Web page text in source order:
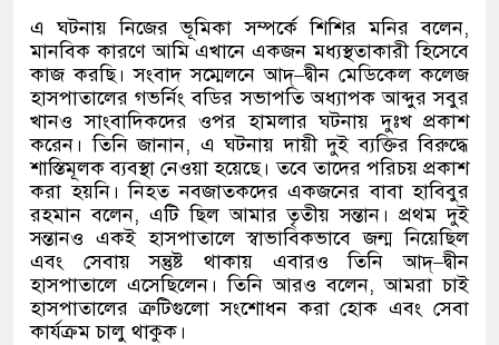
এ ঘটনায় নিজের ভূমিকা সম্পর্কে শিশির মনির বলেন,
মানবিক কারণে আমি এখানে একজন মধ্যস্থতাকারী হিসেবে
কাজ করছি। সংবাদ সম্মেলনে আদ্–দ্বীন মেডিকেল কলেজ
হাসপাতালের গভর্নিং বডির সভাপতি অধ্যাপক আব্দুর সবুর
খানও সাংবাদিকদের ওপর হামলার ঘটনায় দুঃখ প্রকাশ
করেন। তিনি জানান, এ ঘটনায় দায়ী দুই ব্যক্তির বিরুদ্ধে
শাস্তিমূলক ব্যবস্থা নেওয়া হয়েছে। তবে তাদের পরিচয় প্রকাশ
করা হয়নি। নিহত নবজাতকদের একজনের বাবা হাবিবুর
রহমান বলেন, এটি ছিল আমার তৃতীয় সন্তান। প্রথম দুই
সন্তানও একই হাসপাতালে স্বাভাবিকভাবে জন্ম নিয়েছিল
এবং সেবায় সন্তুষ্ট থাকায় এবারও তিনি আদ্–দ্বীন
হাসপাতালে এসেছিলেন। তিনি আরও বলেন,আমরা চাই
হাসপাতালের ত্রুটিগুলো সংশোধন করা হোক এবং সেবা
কার্যক্রম চালু থাকুক।